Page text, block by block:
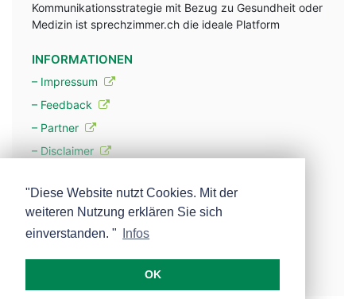
Kommunikationsstrategie mit Bezug zu Gesundheit oder
Medizin ist sprechzimmer.ch die ideale Platform
INFORMATIONEN
– Impressum
– Feedback
– Partner
– Disclaimer
– Werbung
– Mehr über unsere Experten
"Diese Website nutzt Cookies. Mit der
weiteren Nutzung erklären Sie sich
einverstanden. "
Infos
OK